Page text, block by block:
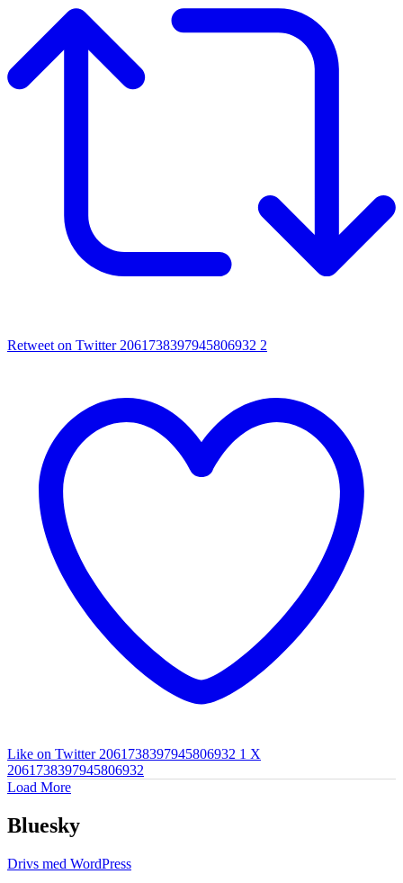
Retweet on Twitter 2061738397945806932 2
Like on Twitter 2061738397945806932 1 X
2061738397945806932
Load More
Bluesky
Drivs med WordPress